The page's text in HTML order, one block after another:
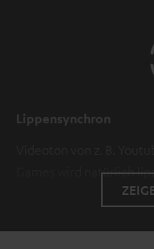
Lippensynchron
Games wird natürlich